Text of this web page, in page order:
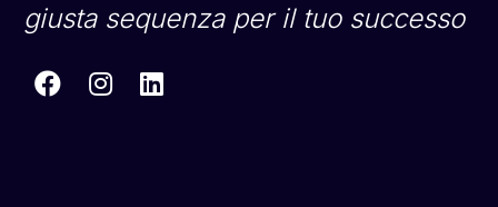
giusta sequenza per il tuo successo